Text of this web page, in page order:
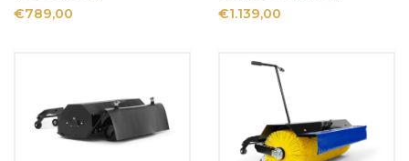
€789,00 €1.139,00